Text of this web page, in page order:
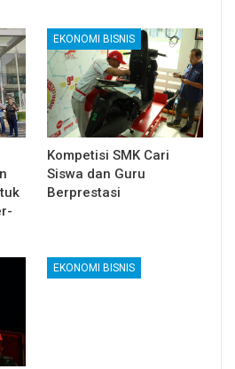
EKONOMI BISNIS
Kompetisi SMK Cari
Siswa dan Guru
Berprestasi
EKONOMI BISNIS